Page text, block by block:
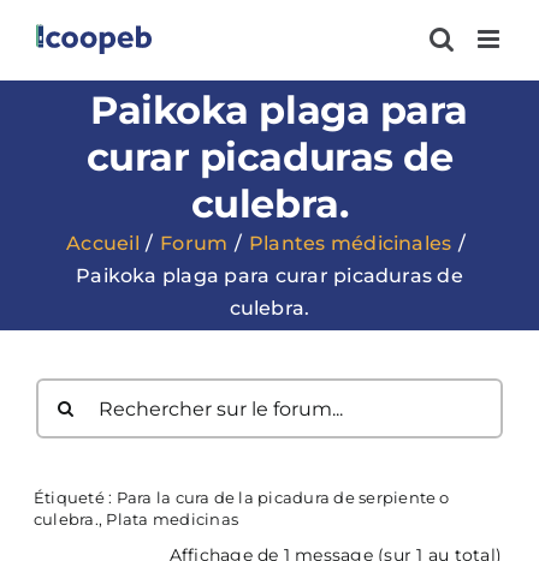
contenu
Paikoka plaga para
curar picaduras de
culebra.
Accueil Forum
Plantes médicinales
Paikoka plaga para curar picaduras de
culebra.
Étiqueté : Para la cura de la picadura de serpiente o
culebra., Plata medicinas
Affichage de 1 message (sur 1 au total)